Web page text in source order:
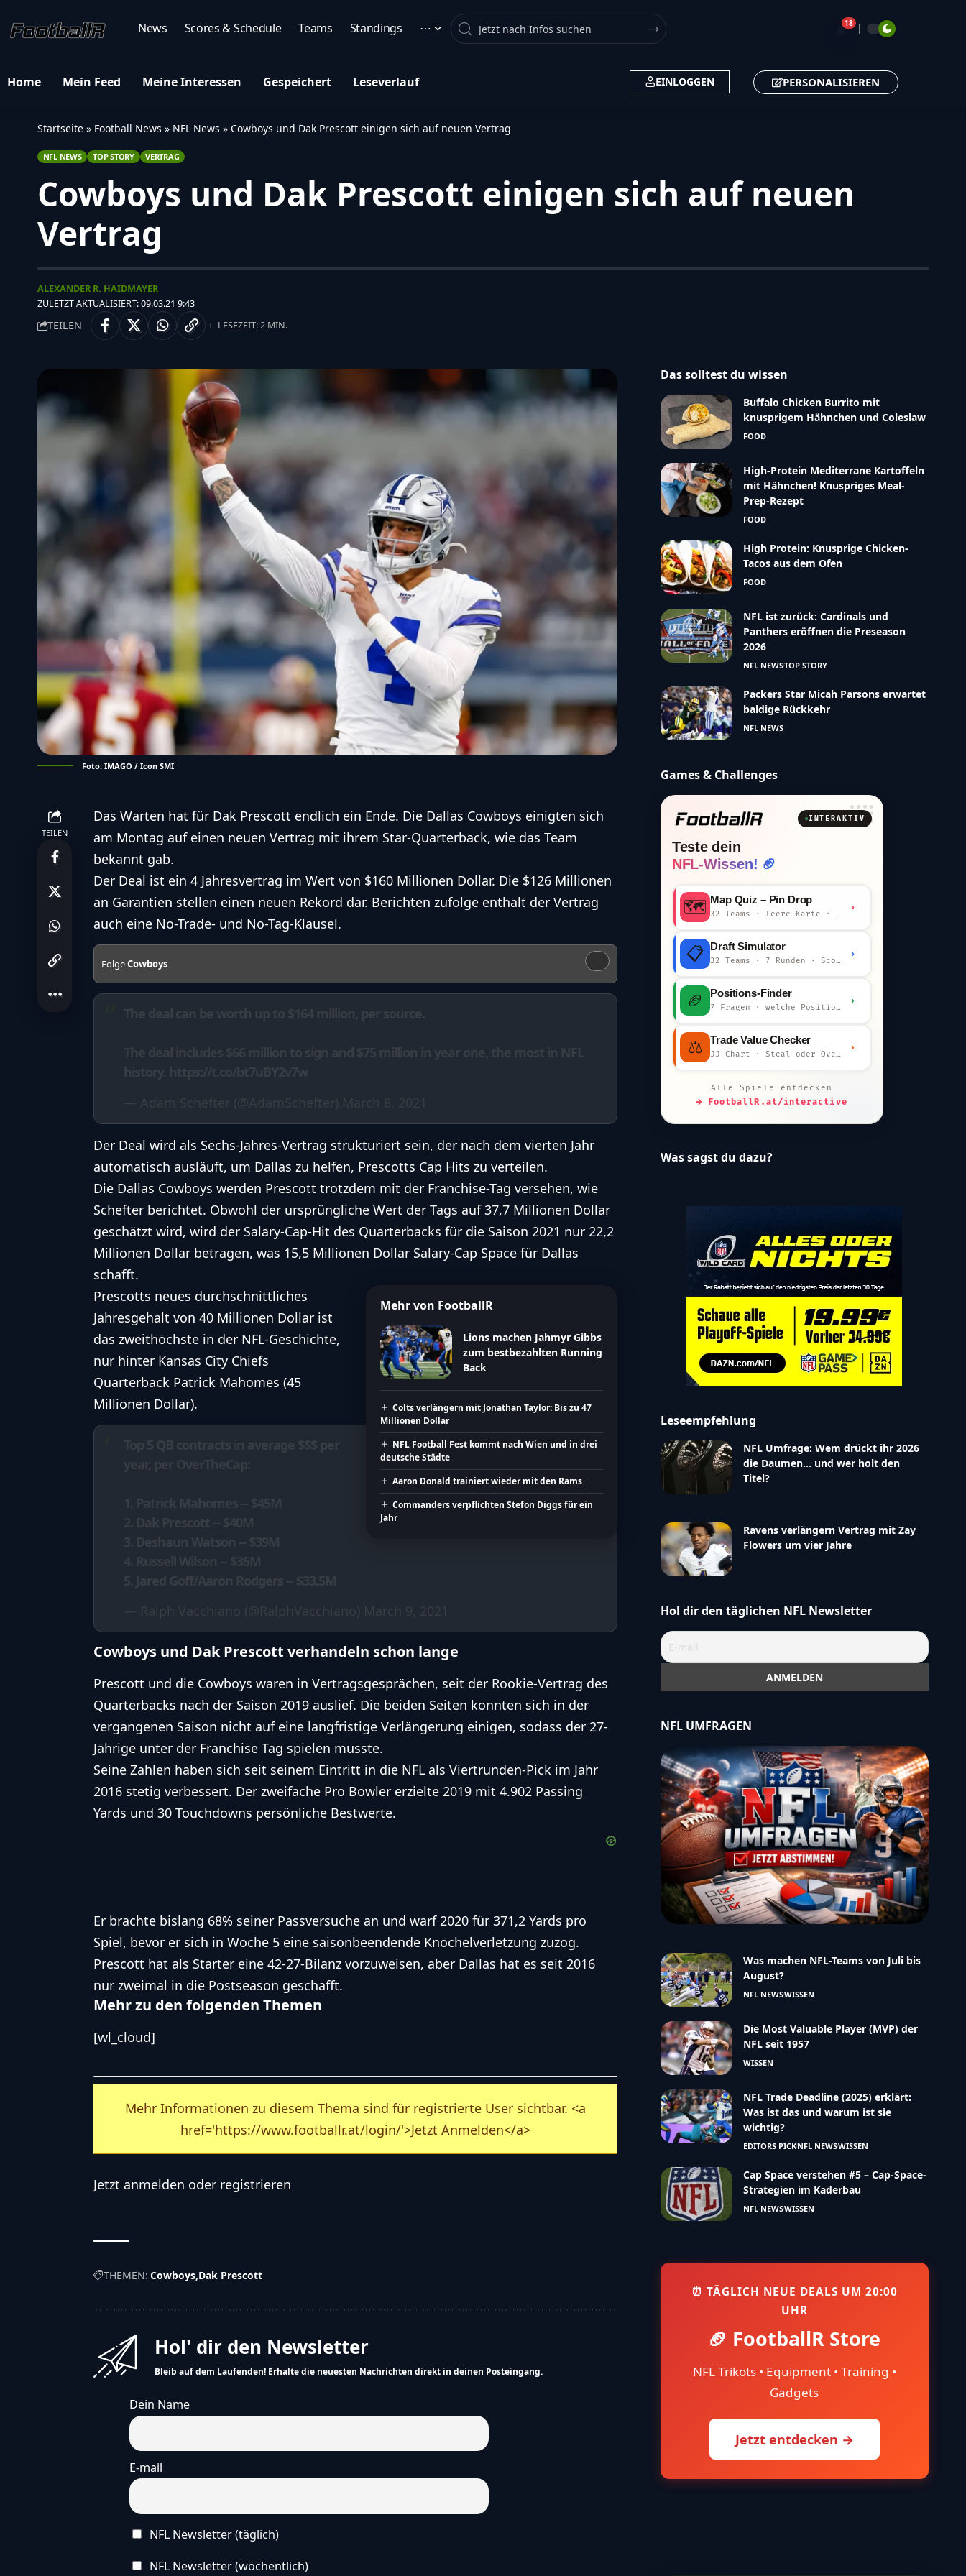
News Scores & Schedule Teams Standings ⋯ Search 🔔18
Home Mein Feed Meine Interessen Gespeichert Leseverlauf EINLOGGEN PERSONALISIEREN
Startseite » Football News » NFL News » Cowboys und Dak Prescott einigen sich auf neuen Vertrag
NFL NEWS TOP STORY VERTRAG
Cowboys und Dak Prescott einigen sich auf neuen
Vertrag
ZULETZT AKTUALISIERT: 09.03.21 9:43
ALEXANDER R. HAIDMAYER
TEILEN LESEZEIT: 2 MIN.
Foto: IMAGO / Icon SMI
TEILEN
Das Warten hat für Dak Prescott endlich ein Ende. Die Dallas Cowboys einigten sich
am Montag auf einen neuen Vertrag mit ihrem Star-Quarterback, wie das Team
bekannt gab.
Der Deal ist ein 4 Jahresvertrag im Wert von $160 Millionen Dollar. Die $126 Millionen
an Garantien stellen einen neuen Rekord dar. Berichten zufolge enthält der Vertrag
auch eine No-Trade- und No-Tag-Klausel.
FolgeCowboys
Der Deal wird als Sechs-Jahres-Vertrag strukturiert sein, der nach dem vierten Jahr
automatisch ausläuft, um Dallas zu helfen, Prescotts Cap Hits zu verteilen.
Die Dallas Cowboys werden Prescott trotzdem mit der Franchise-Tag versehen, wie
Schefter berichtet. Obwohl der ursprüngliche Wert der Tags auf 37,7 Millionen Dollar
geschätzt wird, wird der Salary-Cap-Hit des Quarterbacks für die Saison 2021 nur 22,2
Millionen Dollar betragen, was 15,5 Millionen Dollar Salary-Cap Space für Dallas
schafft.
Mehr von FootballR
Lions machen Jahmyr Gibbs
zum bestbezahlten Running
Back
Colts verlängern mit Jonathan Taylor: Bis zu 47
Millionen Dollar
NFL Football Fest kommt nach Wien und in drei
deutsche Städte
Aaron Donald trainiert wieder mit den Rams
Commanders verpflichten Stefon Diggs für ein
Jahr
Prescotts neues durchschnittliches
Jahresgehalt von 40 Millionen Dollar ist
das zweithöchste in der NFL-Geschichte,
nur hinter Kansas City Chiefs
Quarterback Patrick Mahomes (45
Millionen Dollar).
Cowboys und Dak Prescott verhandeln schon lange
Prescott und die Cowboys waren in Vertragsgesprächen, seit der Rookie-Vertrag des
Quarterbacks nach der Saison 2019 auslief. Die beiden Seiten konnten sich in der
vergangenen Saison nicht auf eine langfristige Verlängerung einigen, sodass der 27-
Jährige unter der Franchise Tag spielen musste.
Seine Zahlen haben sich seit seinem Eintritt in die NFL als Viertrunden-Pick im Jahr
2016 stetig verbessert. Der zweifache Pro Bowler erzielte 2019 mit 4.902 Passing
Yards und 30 Touchdowns persönliche Bestwerte.
Er brachte bislang 68% seiner Passversuche an und warf 2020 für 371,2 Yards pro
Spiel, bevor er sich in Woche 5 eine saisonbeendende Knöchelverletzung zuzog.
Prescott hat als Starter eine 42-27-Bilanz vorzuweisen, aber Dallas hat es seit 2016
nur zweimal in die Postseason geschafft.
Mehr zu den folgenden Themen
[wl_cloud]
Mehr Informationen zu diesem Thema sind für registrierte User sichtbar. <a
href='https://www.footballr.at/login/'>Jetzt Anmelden</a>
Jetzt anmelden oder registrieren
THEMEN: Cowboys Dak Prescott
Hol' dir den Newsletter
Bleib auf dem Laufenden! Erhalte die neuesten Nachrichten direkt in deinen Posteingang.
Dein Name
E-mail
NFL Newsletter (täglich)
NFL Newsletter (wöchentlich)
Das solltest du wissen
Buffalo Chicken Burrito mit
knusprigem Hähnchen und Coleslaw
FOOD
High-Protein Mediterrane Kartoffeln
mit Hähnchen! Knuspriges Meal-
Prep-Rezept
FOOD
High Protein: Knusprige Chicken-
Tacos aus dem Ofen
FOOD
NFL ist zurück: Cardinals und
Panthers eröffnen die Preseason
2026
NFL NEWSTOP STORY
Packers Star Micah Parsons erwartet
baldige Rückkehr
NFL NEWS
Games & Challenges
INTERAKTIV
Teste dein
NFL-Wissen! 🏈
🗺️ Map Quiz – Pin Drop
32 Teams · leere Karte · km-Wertung
›
📋 Draft Simulator
32 Teams · 7 Runden · Scout-Kommentar
›
🏈 Positions-Finder
7 Fragen · welche Position bist du?
›
⚖️ Trade Value Checker
JJ-Chart · Steal oder Overpay?
›
Alle Spiele entdecken
→ FootballR.at/interactive
Was sagst du dazu?
Leseempfehlung
NFL Umfrage: Wem drückt ihr 2026
die Daumen… und wer holt den
Titel?
Ravens verlängern Vertrag mit Zay
Flowers um vier Jahre
Hol dir den täglichen NFL Newsletter
NFL UMFRAGEN
Was machen NFL-Teams von Juli bis
August?
NFL NEWSWISSEN
Die Most Valuable Player (MVP) der
NFL seit 1957
WISSEN
NFL Trade Deadline (2025) erklärt:
Was ist das und warum ist sie
wichtig?
EDITORS PICKNFL NEWSWISSEN
Cap Space verstehen #5 – Cap-Space-
Strategien im Kaderbau
NFL NEWSWISSEN
⏰ TÄGLICH NEUE DEALS UM 20:00
UHR
🏈 FootballR Store
NFL Trikots • Equipment • Training •
Gadgets
Jetzt entdecken →